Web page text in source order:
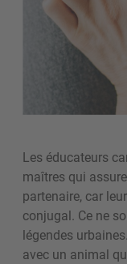
Les éducateurs
maîtres qui
partenaire, car
conjugal. Ce ne
légendes
avec un animal